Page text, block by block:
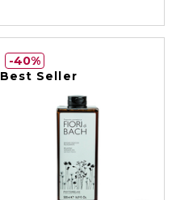
Best Seller
40%